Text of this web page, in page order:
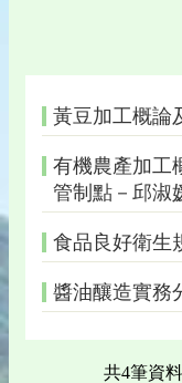
黃豆加工概論
有機農產加工
管制點－邱淑
食品良好衛生
醬油釀造實務
共4筆資